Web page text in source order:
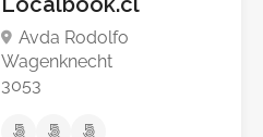
Avda Rodolfo
Wagenknecht
3053